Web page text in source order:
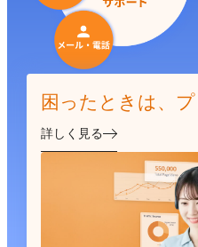
困ったときは、
詳しく見る